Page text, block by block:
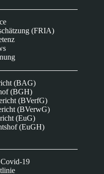
(FRIA)
(BAG)
(BGH)
(BVerfG)
(BVerwG)
(EuG)
(EuGH)
19